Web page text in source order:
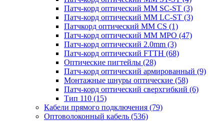
Патч-корд оптический MM SC-ST (3)
Патч-корд оптический MM LC-ST (3)
Патчкорд оптический MM CS (1)
Патч-корд оптический MM MPO (47)
Патч-корд оптический 2.0mm (3)
Патч-корд оптический FTTH (68)
Оптические пигтейлы (28)
Патч-корд оптический армированный (9)
Монтажные шнуры оптические (58)
Патч-корд оптический сверхгибкий (6)
Тип 110 (15)
Кабели прямого подключения (79)
Оптоволоконный кабель (536)